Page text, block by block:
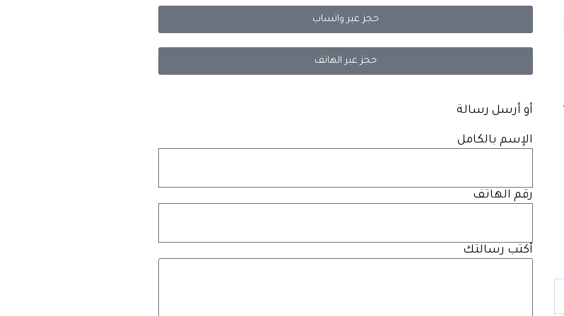
حجز عبر واتساب
حجز عبر الهاتف
أو أرسل رسالة
الإسم بالكامل
رقم الهاتف
أكتب رسالتك